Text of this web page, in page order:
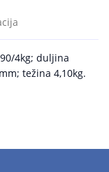
90/4kg; duljina
težina 4,10kg.